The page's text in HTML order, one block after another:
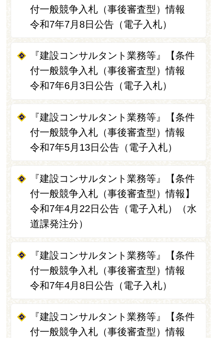
付一般競争入札（事後審査型）情報
令和7年7月8日公告（電子入札）
『建設コンサルタント業務等』【条件
付一般競争入札（事後審査型）情報
令和7年6月3日公告（電子入札）
『建設コンサルタント業務等』【条件
付一般競争入札（事後審査型）情報
令和7年5月13日公告（電子入札）
『建設コンサルタント業務等』【条件
付一般競争入札（事後審査型）情報】
令和7年4月22日公告（電子入札）（水
道課発注分）
『建設コンサルタント業務等』【条件
付一般競争入札（事後審査型）情報
令和7年4月8日公告（電子入札）
『建設コンサルタント業務等』【条件
付一般競争入札（事後審査型）情報